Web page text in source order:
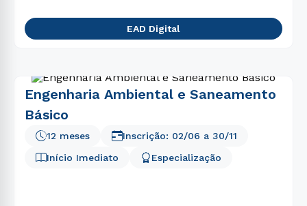
EAD Digital
Engenharia Ambiental e Saneamento
Básico
12 meses
Início Imediato
Especialização
Inscrição: 02/06 a 30/11